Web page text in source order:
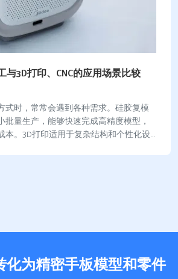
与3D打印、CNC的应用场景比较
式时，常常会遇到各种需求。硅胶复模
批量生产，能够快速完成高精度模型，
本。3D打印适用于复杂结构和个性化设
化为精密手板模型和零件